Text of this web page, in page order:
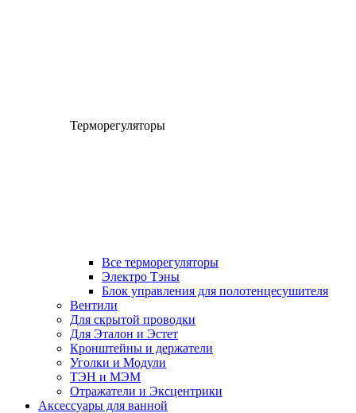
Терморегуляторы
Все терморегуляторы
Электро Тэны
Блок управления для полотенцесушителя
Вентили
Для скрытой проводки
Для Эталон и Эстет
Кронштейны и держатели
Уголки и Модули
ТЭН и МЭМ
Отражатели и Эксцентрики
Аксессуары для ванной